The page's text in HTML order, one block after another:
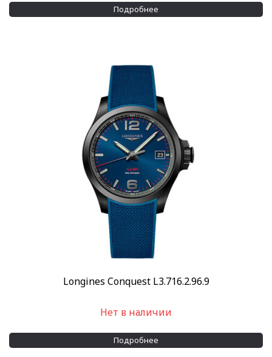
Подробнее
Longines Conquest L3.716.2.96.9
Нет в наличии
Подробнее